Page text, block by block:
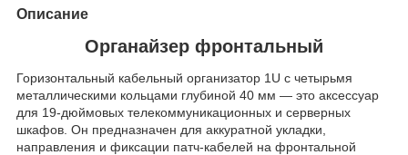
Описание
Органайзер фронтальный
Горизонтальный кабельный организатор 1U с четырьмя
металлическими кольцами глубиной 40 мм — это аксессуар
для 19‑дюймовых телекоммуникационных и серверных
шкафов. Он предназначен для аккуратной укладки,
направления и фиксации патч‑кабелей на фронтальной